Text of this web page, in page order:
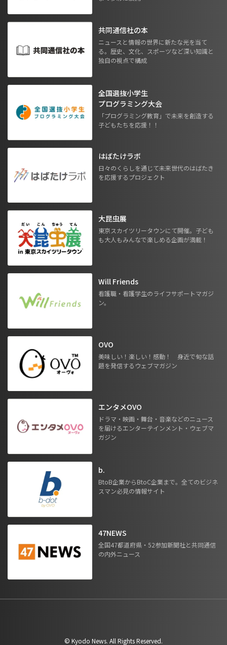
共同通信社の本
ニュースと情報の世界に新たな光を当て
る。歴史、文化、スポーツなど深い知識と
独自の視点で構成
全国選抜小学生
プログラミング大会
「プログラミング教育」で未来を創造する
子どもたちを応援！！
はばたけラボ
日々のくらしを通じて未来世代のはばたき
を応援するプロジェクト
大昆虫展
東京スカイツリータウンにて開催。子ども
も大人もみんなで楽しめる企画が満載！
Will Friends
看護職・看護学生のライフサポートマガジ
ン。
OVO
美味しい！楽しい！感動！ 身近で旬な話
題を発信するウェブマガジン
エンタメOVO
ドラマ・映画・舞台・音楽などのニュース
を届けるエンターテインメント・ウェブマ
ガジン
b.
BtoB企業からBtoC企業まで。全てのビジネ
スマン必見の情報サイト
47NEWS
全国47都道府県・52参加新聞社と共同通信
の内外ニュース
©︎ Kyodo News. All Rights Reserved.